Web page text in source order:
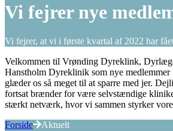
Vi fejrer nye
Vi fejrer, at vi i første kvartal af 2022 har
Velkommen til Vrønding Dyreklink,
Hanstholm Dyreklinik som nye
glæder os så meget til at sparre med jer.
fortsat brænder for være selvstændige
stærkt netværk, hvor vi sammen styrker
Forside
Aktuelt